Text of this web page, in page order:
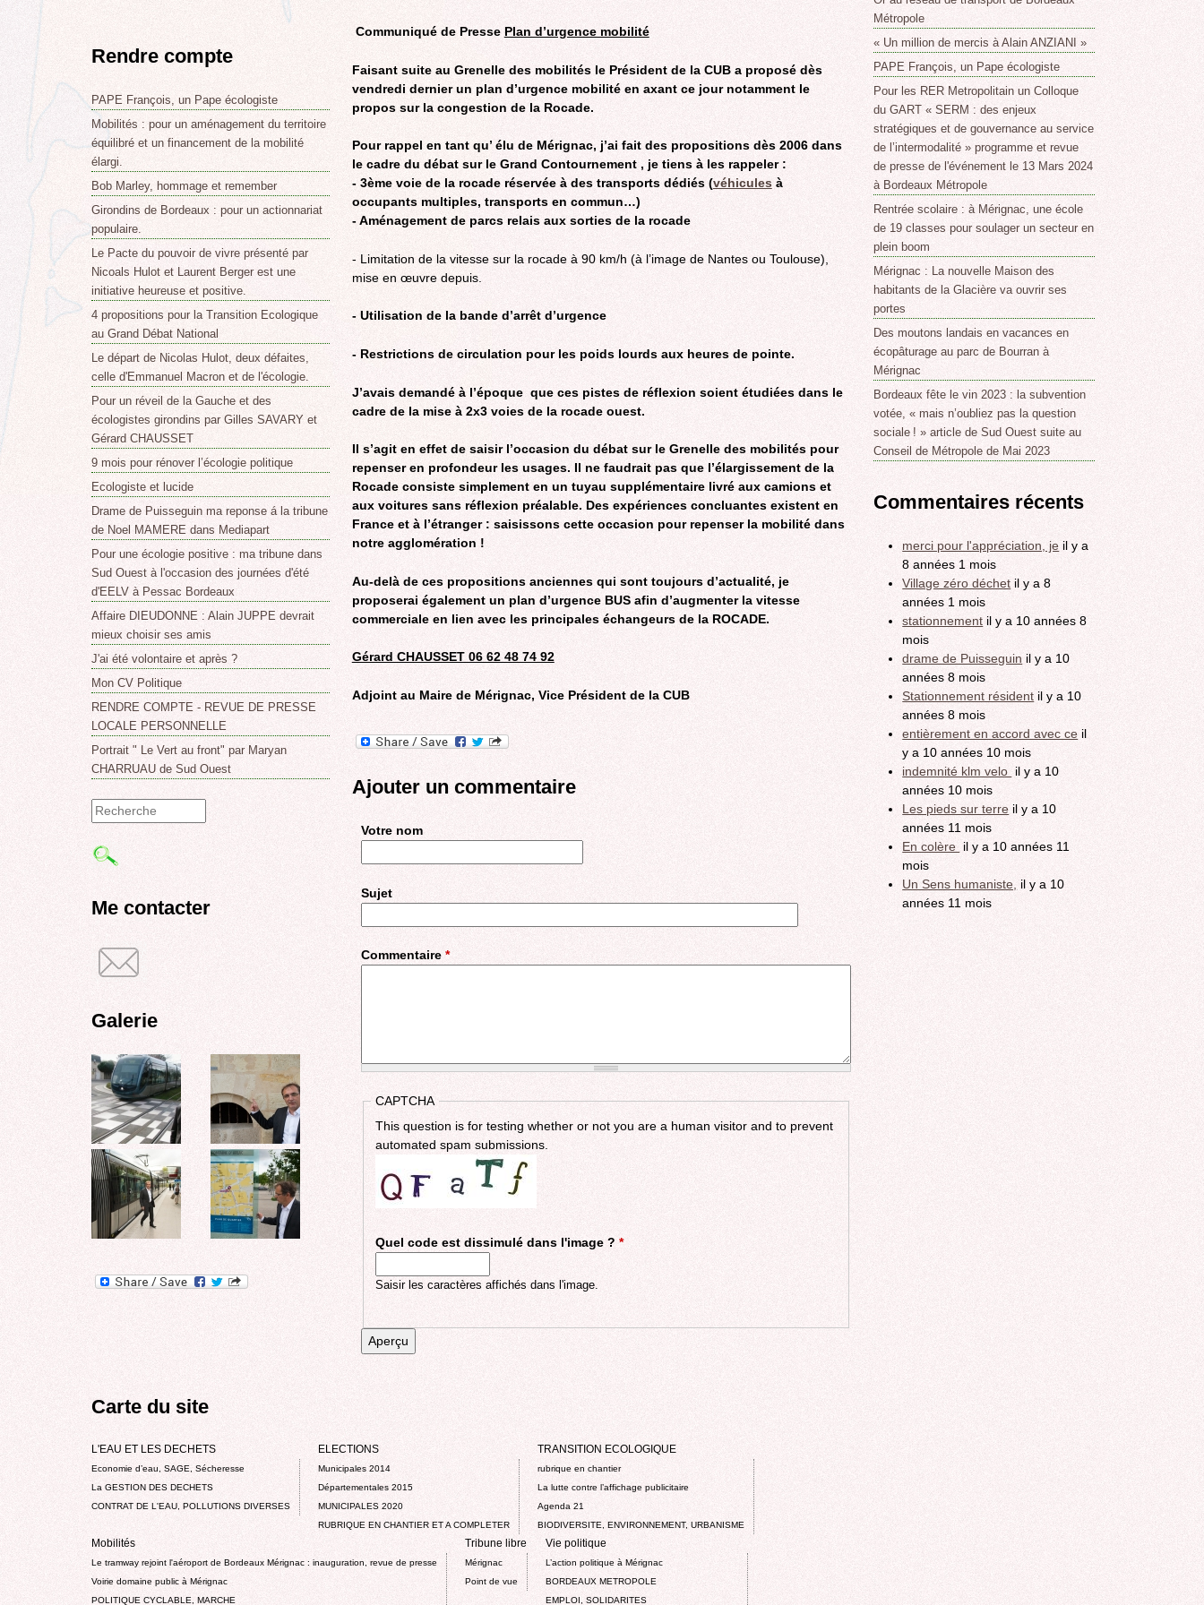
ROCADE VDO
Communiqué de Presse Plan d’urgence mobilité
Faisant suite au Grenelle des mobilités le Président de la CUB a proposé dès
vendredi dernier un plan d’urgence mobilité en axant ce jour notamment le
propos sur la congestion de la Rocade.
Pour rappel en tant qu’ élu de Mérignac, j’ai fait des propositions dès 2006 dans
le cadre du débat sur le Grand Contournement , je tiens à les rappeler :
- 3ème voie de la rocade réservée à des transports dédiés (véhicules à
occupants multiples, transports en commun…)
- Aménagement de parcs relais aux sorties de la rocade
- Limitation de la vitesse sur la rocade à 90 km/h (à l’image de Nantes ou Toulouse),
mise en œuvre depuis.
- Utilisation de la bande d’arrêt d’urgence
- Restrictions de circulation pour les poids lourds aux heures de pointe.
J’avais demandé à l’époque que ces pistes de réflexion soient étudiées dans le
cadre de la mise à 2x3 voies de la rocade ouest.
Il s’agit en effet de saisir l’occasion du débat sur le Grenelle des mobilités pour
repenser en profondeur les usages. Il ne faudrait pas que l’élargissement de la
Rocade consiste simplement en un tuyau supplémentaire livré aux camions et
aux voitures sans réflexion préalable. Des expériences concluantes existent en
France et à l’étranger : saisissons cette occasion pour repenser la mobilité dans
notre agglomération !
Au-delà de ces propositions anciennes qui sont toujours d’actualité, je
proposerai également un plan d’urgence BUS afin d’augmenter la vitesse
commerciale en lien avec les principales échangeurs de la ROCADE.
Gérard CHAUSSET 06 62 48 74 92
Adjoint au Maire de Mérignac, Vice Président de la CUB
Ajouter un commentaire
Votre nom
Sujet
Commentaire *
CAPTCHA
This question is for testing whether or not you are a human visitor and to prevent
automated spam submissions.
Quel code est dissimulé dans l'image ?*
Saisir les caractères affichés dans l'image.
Rendre compte
PAPE François, un Pape écologiste
Mobilités : pour un aménagement du territoire
équilibré et un financement de la mobilité
élargi.
Bob Marley, hommage et remember
Girondins de Bordeaux : pour un actionnariat
populaire.
Le Pacte du pouvoir de vivre présenté par
Nicoals Hulot et Laurent Berger est une
initiative heureuse et positive.
4 propositions pour la Transition Ecologique
au Grand Débat National
Le départ de Nicolas Hulot, deux défaites,
celle d'Emmanuel Macron et de l'écologie.
Pour un réveil de la Gauche et des
écologistes girondins par Gilles SAVARY et
Gérard CHAUSSET
9 mois pour rénover l’écologie politique
Ecologiste et lucide
Drame de Puisseguin ma reponse á la tribune
de Noel MAMERE dans Mediapart
Pour une écologie positive : ma tribune dans
Sud Ouest à l'occasion des journées d'été
d'EELV à Pessac Bordeaux
Affaire DIEUDONNE : Alain JUPPE devrait
mieux choisir ses amis
J'ai été volontaire et après ?
Mon CV Politique
RENDRE COMPTE - REVUE DE PRESSE
LOCALE PERSONNELLE
Portrait " Le Vert au front" par Maryan
CHARRUAU de Sud Ouest
Formulaire
de
Me contacter
Galerie
Métropole
« Un million de mercis à Alain ANZIANI »
PAPE François, un Pape écologiste
Pour les RER Metropolitain un Colloque
du GART « SERM : des enjeux
stratégiques et de gouvernance au service
de l’intermodalité » programme et revue
de presse de l'événement le 13 Mars 2024
à Bordeaux Métropole
Rentrée scolaire : à Mérignac, une école
de 19 classes pour soulager un secteur en
plein boom
Mérignac : La nouvelle Maison des
habitants de la Glacière va ouvrir ses
portes
Des moutons landais en vacances en
écopâturage au parc de Bourran à
Mérignac
Bordeaux fête le vin 2023 : la subvention
votée, « mais n’oubliez pas la question
sociale ! » article de Sud Ouest suite au
Conseil de Métropole de Mai 2023
Commentaires récents
merci pour l'appréciation, je il y a
8 années 1 mois
Village zéro déchet il y a 8
années 1 mois
stationnement il y a 10 années 8
mois
drame de Puisseguin il y a 10
années 8 mois
Stationnement résident il y a 10
années 8 mois
entièrement en accord avec ce il
y a 10 années 10 mois
indemnité klm velo il y a 10
années 10 mois
Les pieds sur terre il y a 10
années 11 mois
En colère il y a 10 années 11
mois
Un Sens humaniste, il y a 10
années 11 mois
Carte du site
L'EAU ET LES DECHETS
Economie d’eau, SAGE, Sécheresse
La GESTION DES DECHETS
CONTRAT DE L'EAU, POLLUTIONS DIVERSES
ELECTIONS
Municipales 2014
Départementales 2015
MUNICIPALES 2020
RUBRIQUE EN CHANTIER ET A COMPLETER
TRANSITION ECOLOGIQUE
rubrique en chantier
La lutte contre l’affichage publicitaire
Agenda 21
BIODIVERSITE, ENVIRONNEMENT, URBANISME
Mobilités
Le tramway rejoint l'aéroport de Bordeaux Mérignac : inauguration, revue de presse
Voirie domaine public à Mérignac
POLITIQUE CYCLABLE, MARCHE
Tribune libre
Mérignac
Point de vue
Vie politique
L’action politique à Mérignac
BORDEAUX METROPOLE
EMPLOI, SOLIDARITES